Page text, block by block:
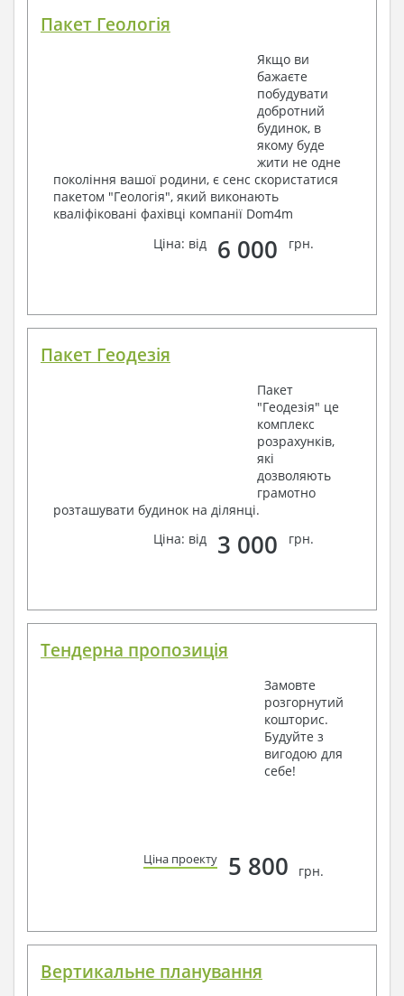
Пакет Геологія
Якщо ви
бажаєте
побудувати
добротний
будинок, в
якому буде
жити не одне
покоління вашої родини, є сенс скористатися
пакетом "Геологія", який виконають
кваліфіковані фахівці компанії Dom4m
Ціна: від
6 000 грн.
Пакет Геодезія
Пакет
"Геодезія" це
комплекс
розрахунків,
які
дозволяють
грамотно
розташувати будинок на ділянці.
Ціна: від
3 000 грн.
Тендерна пропозиція
Замовте
розгорнутий
кошторис.
Будуйте з
вигодою для
себе!
Ціна проекту 5 800 грн.
Вертикальне планування